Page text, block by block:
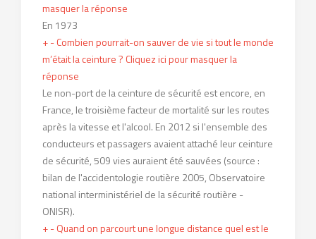
masquer la réponse
En 1973
+-Combien pourrait-on sauver de vie si tout le monde
m’était la ceinture ? Cliquez ici pour masquer la
réponse
Le non-port de la ceinture de sécurité est encore, en
France, le troisième facteur de mortalité sur les routes
après la vitesse et l'alcool. En 2012 si l'ensemble des
conducteurs et passagers avaient attaché leur ceinture
de sécurité, 509 vies auraient été sauvées (source :
bilan de l'accidentologie routière 2005, Observatoire
national interministériel de la sécurité routière -
ONISR).
+-Quand on parcourt une longue distance quel est le